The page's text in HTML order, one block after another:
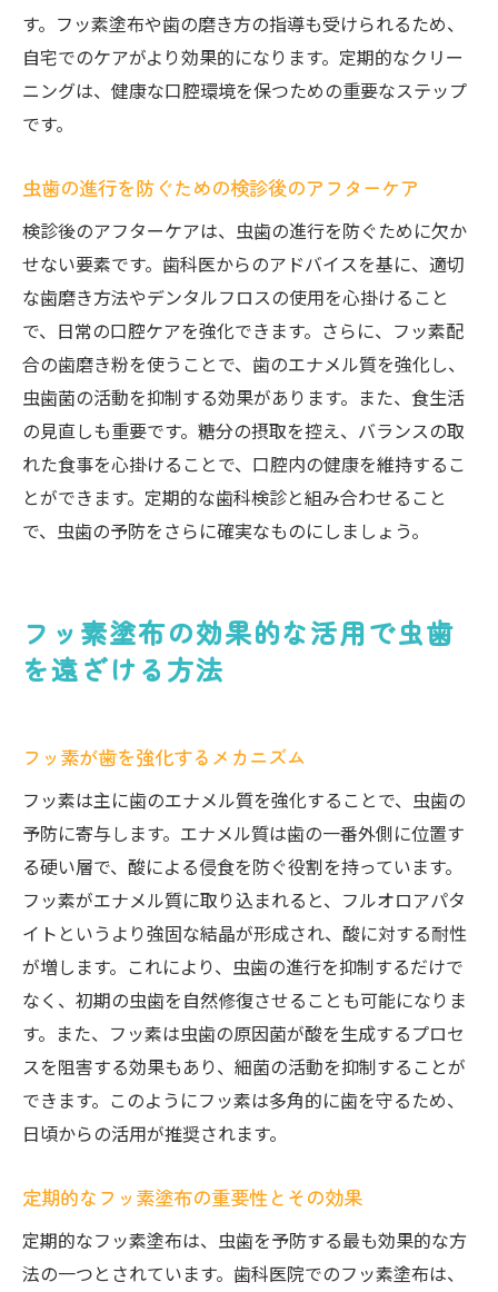
す。フッ素塗布や歯の磨き方の指導も受けられるため、
自宅でのケアがより効果的になります。定期的なクリー
ニングは、健康な口腔環境を保つための重要なステップ
です。
虫歯の進行を防ぐための検診後のアフターケア
検診後のアフターケアは、虫歯の進行を防ぐために欠か
せない要素です。歯科医からのアドバイスを基に、適切
な歯磨き方法やデンタルフロスの使用を心掛けること
で、日常の口腔ケアを強化できます。さらに、フッ素配
合の歯磨き粉を使うことで、歯のエナメル質を強化し、
虫歯菌の活動を抑制する効果があります。また、食生活
の見直しも重要です。糖分の摂取を控え、バランスの取
れた食事を心掛けることで、口腔内の健康を維持するこ
とができます。定期的な歯科検診と組み合わせること
で、虫歯の予防をさらに確実なものにしましょう。
フッ素塗布の効果的な活用で虫歯
を遠ざける方法
フッ素が歯を強化するメカニズム
フッ素は主に歯のエナメル質を強化することで、虫歯の
予防に寄与します。エナメル質は歯の一番外側に位置す
る硬い層で、酸による侵食を防ぐ役割を持っています。
フッ素がエナメル質に取り込まれると、フルオロアパタ
イトというより強固な結晶が形成され、酸に対する耐性
が増します。これにより、虫歯の進行を抑制するだけで
なく、初期の虫歯を自然修復させることも可能になりま
す。また、フッ素は虫歯の原因菌が酸を生成するプロセ
スを阻害する効果もあり、細菌の活動を抑制することが
できます。このようにフッ素は多角的に歯を守るため、
日頃からの活用が推奨されます。
定期的なフッ素塗布の重要性とその効果
定期的なフッ素塗布は、虫歯を予防する最も効果的な方
法の一つとされています。歯科医院でのフッ素塗布は、